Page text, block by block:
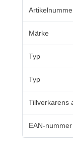
Märke
Typ
Typ
Tillverkarens
EAN-nummer